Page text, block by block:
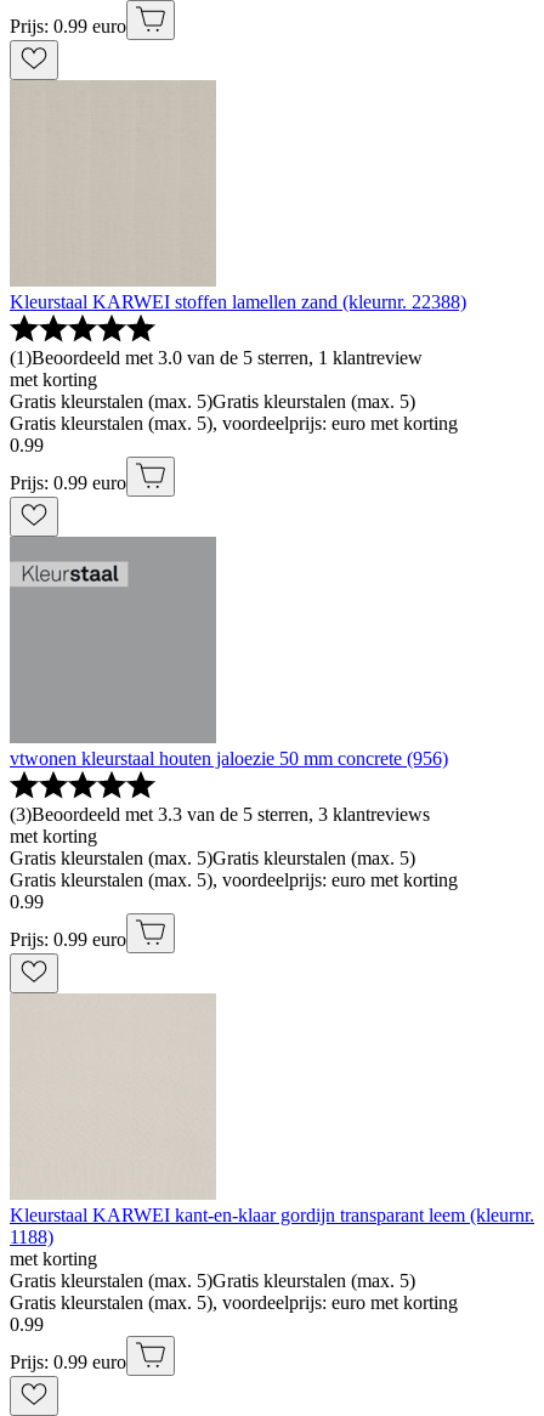
Prijs: 0.99 euro
Kleurstaal KARWEI stoffen lamellen zand (kleurnr. 22388)
(1)Beoordeeld met 3.0 van de 5 sterren, 1 klantreview
met korting
Gratis kleurstalen (max. 5)Gratis kleurstalen (max. 5)
Gratis kleurstalen (max. 5), voordeelprijs: euro met korting
0.99
Prijs: 0.99 euro
vtwonen kleurstaal houten jaloezie 50 mm concrete (956)
(3)Beoordeeld met 3.3 van de 5 sterren, 3 klantreviews
met korting
Gratis kleurstalen (max. 5)Gratis kleurstalen (max. 5)
Gratis kleurstalen (max. 5), voordeelprijs: euro met korting
0.99
Prijs: 0.99 euro
Kleurstaal KARWEI kant-en-klaar gordijn transparant leem (kleurnr.
1188)
met korting
Gratis kleurstalen (max. 5)Gratis kleurstalen (max. 5)
Gratis kleurstalen (max. 5), voordeelprijs: euro met korting
0.99
Prijs: 0.99 euro